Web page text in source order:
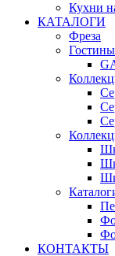
Кухни
КАТАЛОГИ
Фреза
КОНТАКТЫ